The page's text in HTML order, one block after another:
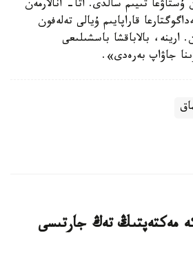
ۇستاۋعا تىيىم سالدى. اتا- انالارمەن
قاراپايىم ۇيالى تەلەفون
ارينە، بالاباقشا باسشىلىعى
جاۋاپ بەرەدى».
32 جەكە مەكتەپتىڭ تەڭ جارتىسى